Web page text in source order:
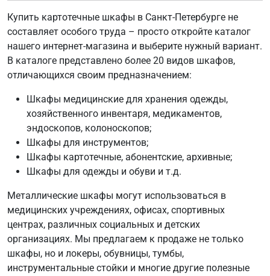
Купить картотечные шкафы в Санкт-Петербурге не
составляет особого труда – просто откройте каталог
нашего интернет-магазина и выберите нужный вариант.
В каталоге представлено более 20 видов шкафов,
отличающихся своим предназначением:
Шкафы медицинские для хранения одежды,
хозяйственного инвентаря, медикаментов,
эндоскопов, колоноскопов;
Шкафы для инструментов;
Шкафы картотечные, абонентские, архивные;
Шкафы для одежды и обуви и т.д.
Металлические шкафы могут использоваться в
медицинских учреждениях, офисах, спортивных
центрах, различных социальных и детских
организациях. Мы предлагаем к продаже не только
шкафы, но и локеры, обувницы, тумбы,
инструментальные стойки и многие другие полезные